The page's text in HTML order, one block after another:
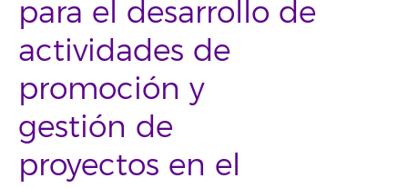
para el desarrollo de
actividades de
promoción y
gestión de
proyectos en el